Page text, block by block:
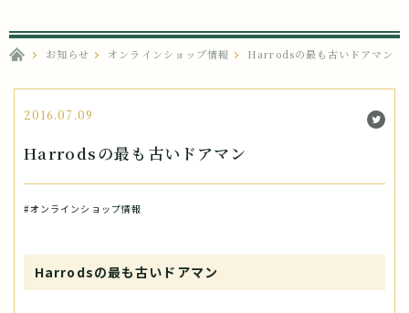
お知らせ オンラインショップ情報 Harrodsの最も古いドアマン
2016.07.09
Harrodsの最も古いドアマン
#オンラインショップ情報
Harrodsの最も古いドアマン